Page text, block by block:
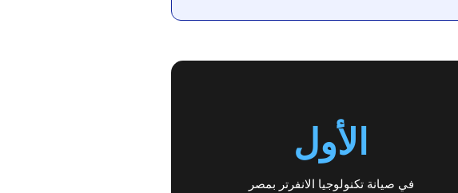
الأول
في صيانة تكنولوجيا الانفرتر بمصر